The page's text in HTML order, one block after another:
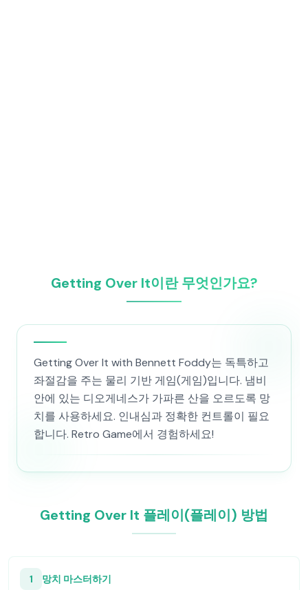
Getting Over It이란 무엇인가요?
Getting Over It with Bennett Foddy는 독특하고
좌절감을 주는 물리 기반 게임(게임)입니다. 냄비
안에 있는 디오게네스가 가파른 산을 오르도록 망
치를 사용하세요. 인내심과 정확한 컨트롤이 필요
합니다. Retro Game에서 경험하세요!
Getting Over It 플레이(플레이) 방법
1 망치 마스터하기